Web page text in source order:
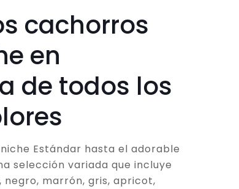
cachorros
en
de todos los
Estándar hasta el adorable
selección variada que incluye
marrón, gris, apricot,